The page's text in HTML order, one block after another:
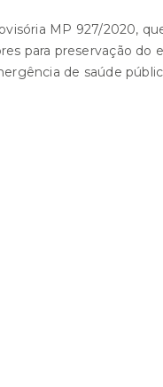
MP 927/2020,
para preservação
de saúde